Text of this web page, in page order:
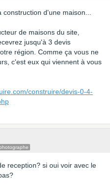
d'une maison...
de maisons du site,
jusqu'à 3 devis
région. Comme ça vous ne
c'est eux qui viennent à vous
construire/devis-0-4-
reception? si oui voir avec le